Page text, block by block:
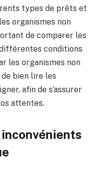
types de prêts et
organismes non
de comparer les
conditions
les organismes non
bien lire les
afin de s’assurer
attentes.